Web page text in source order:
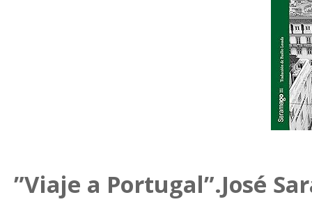
”Viaje a Portugal”.José